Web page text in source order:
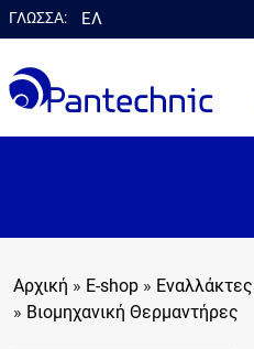
ΓΛΩΣΣΑ: ΕΛ
Αρχική » E-shop »
» Βιομηχανική Θερμαντήρες